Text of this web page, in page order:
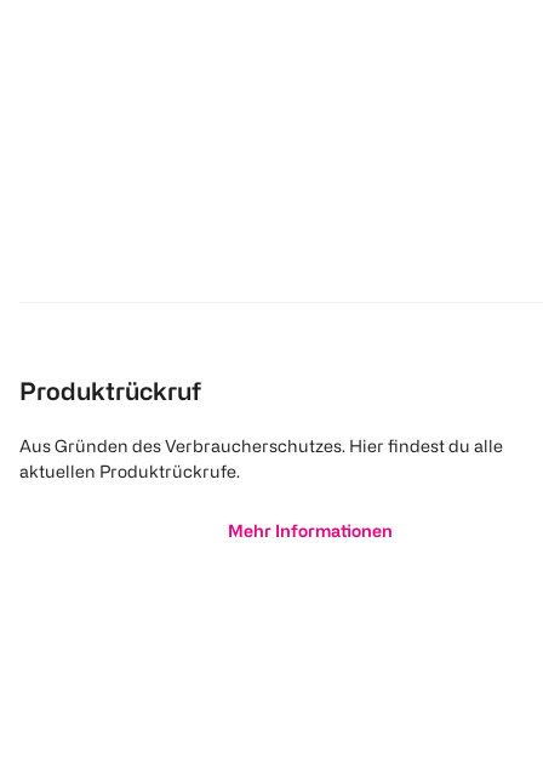
Produktrückruf
Aus Gründen des Verbraucherschutzes. Hier findest du alle
aktuellen Produktrückrufe.
Mehr Informationen